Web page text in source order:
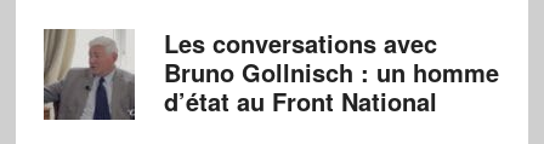
Les conversations avec
Bruno Gollnisch : un homme
d’état au Front National